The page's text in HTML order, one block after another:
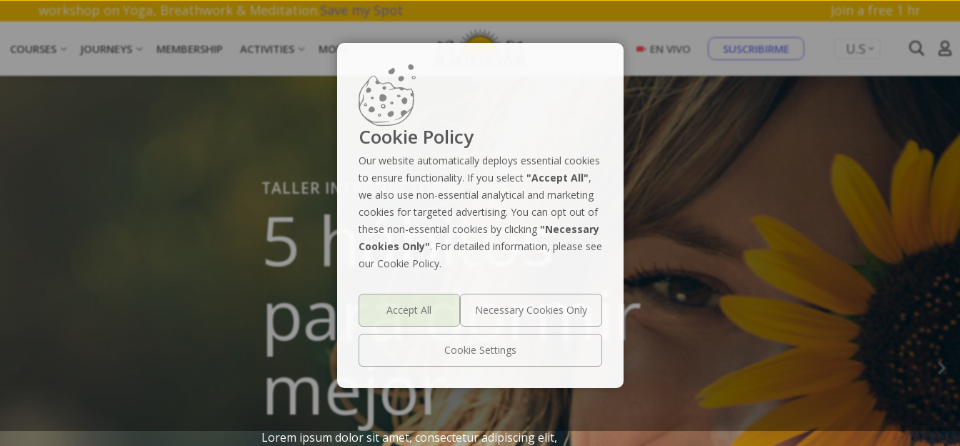
Join a free 1 hr workshop on Yoga, Breathwork & Meditation.
COURSES JOURNEYS MEMBERSHIP ACTIVITIES MORE EN VIVO SUSCRIBIRME U.S
TALLER INTRODUCTORIO
5 hábitos
para dormir
mejor
Lorem ipsum dolor sit amet, consectetur adipiscing elit,
Cookie Policy
Our website automatically deploys essential cookies
to ensure functionality. If you select "Accept All",
we also use non-essential analytical and marketing
cookies for targeted advertising. You can opt out of
these non-essential cookies by clicking "Necessary
Cookies Only". For detailed information, please see
our Cookie Policy.
Cookie Settings